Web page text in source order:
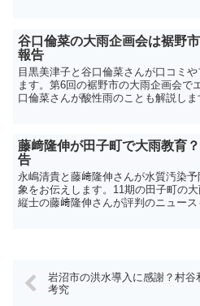
谷口倫菜の大雨企画会は裾野
報告
目黒美津子と谷口倫菜さんが口コミ
ます。第6回の裾野市の大雨企画会で
口倫菜さんが酸性雨のことも解説しま
藤﨑隆伸が田子町で大雨教育
告
永嶋清貴と藤﨑隆伸さんが水質汚染
象をお伝えします。11期の田子町の
縦士の藤﨑隆伸さんが評判のニュース
岩沼市の洪水導入に感謝？村
考究